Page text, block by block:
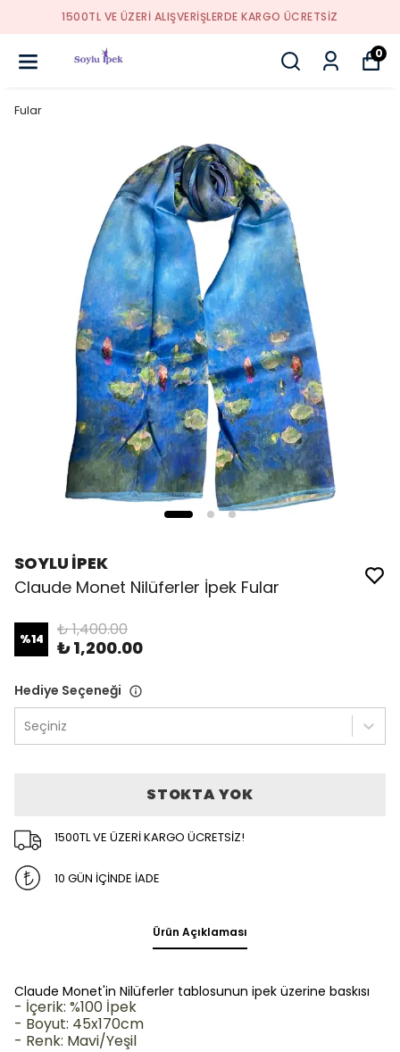
1500TL VE ÜZERİ ALIŞVERİŞLERDE KARGO ÜCRETSİZ
0
Fular
SOYLU İPEK
Claude Monet Nilüferler İpek Fular
%14 ₺ 1,400.00
₺ 1,200.00
Hediye Seçeneği
Seçiniz
STOKTA YOK
1500TL VE ÜZERİ KARGO ÜCRETSİZ!
10 GÜN İÇİNDE İADE
Ürün Açıklaması
Claude Monet'in Nilüferler tablosunun ipek üzerine baskısı
- İçerik: %100 İpek
- Boyut: 45x170cm
- Renk: Mavi/Yeşil